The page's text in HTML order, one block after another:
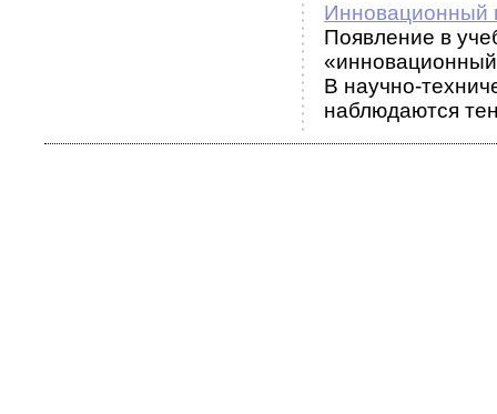
Инновационный
Появление в
В научно-
наблюдаются